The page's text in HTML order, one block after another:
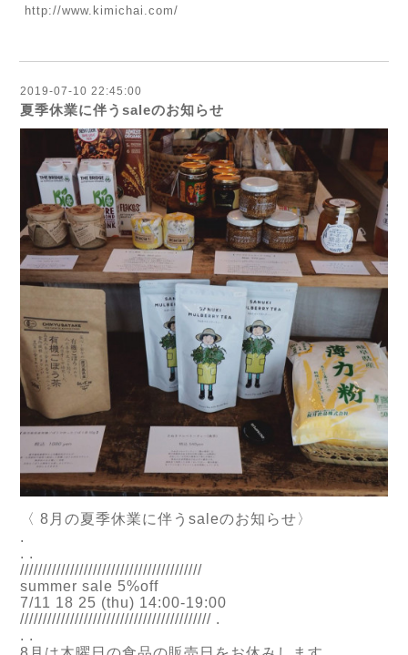
http://www.kimichai.com/
2019-07-10 22:45:00
夏季休業に伴うsaleのお知らせ
〈 8月の夏季休業に伴うsaleのお知らせ〉
.
. .
////////////////////////////////////////
summer sale 5%off
7/11 18 25 (thu) 14:00-19:00
////////////////////////////////////////// .
. .